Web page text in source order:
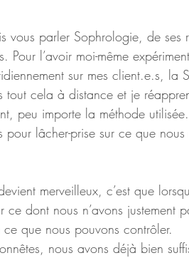
vous parler Sophrologie, de
Pour l’avoir moi-même
sur mes client.e.s, la
tout cela à distance et je
peu importe la méthode
pour lâcher-prise sur ce que
merveilleux, c’est que
ce dont nous n’avons
ce que nous pouvons contrôler.
nous avons déjà bien